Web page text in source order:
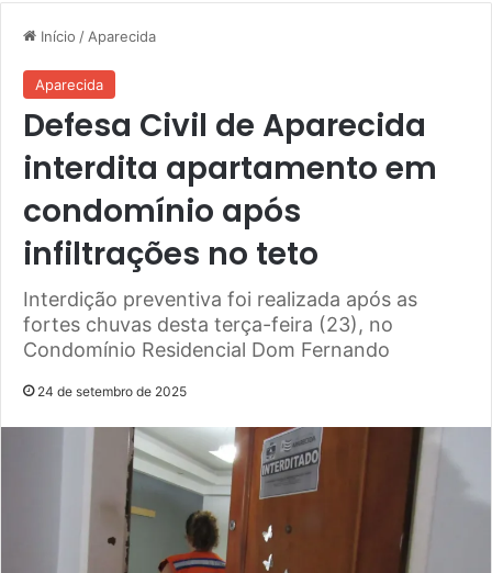
Início / Aparecida
Aparecida
Defesa Civil de Aparecida
interdita apartamento em
condomínio após
infiltrações no teto
Interdição preventiva foi realizada após as
fortes chuvas desta terça-feira (23), no
Condomínio Residencial Dom Fernando
24 de setembro de 2025